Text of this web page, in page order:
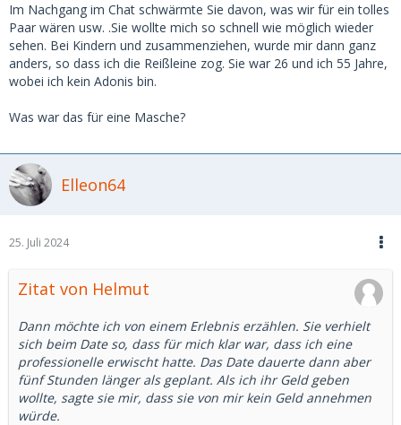
Im Nachgang im Chat schwärmte Sie davon, was wir für ein tolles
Paar wären usw. .Sie wollte mich so schnell wie möglich wieder
sehen. Bei Kindern und zusammenziehen, wurde mir dann ganz
anders, so dass ich die Reißleine zog. Sie war 26 und ich 55 Jahre,
wobei ich kein Adonis bin.
Was war das für eine Masche?
Elleon64
25. Juli 2024
Zitat von Helmut
Dann möchte ich von einem Erlebnis erzählen. Sie verhielt
sich beim Date so, dass für mich klar war, dass ich eine
professionelle erwischt hatte. Das Date dauerte dann aber
fünf Stunden länger als geplant. Als ich ihr Geld geben
wollte, sagte sie mir, dass sie von mir kein Geld annehmen
würde.